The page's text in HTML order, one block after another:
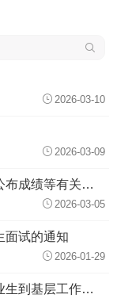
2026-03-10
2026-03-09
山西省2026年定向选调优秀高校毕业生公布成绩等有关事宜的通知
2026-03-05
面试的通知
2026-01-29
河南省关于2026年选调应届优秀大学毕业生到基层工作的通知